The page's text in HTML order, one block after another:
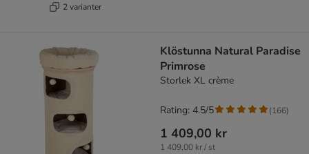
2 varianter
Klöstunna Natural Paradise
Primrose
Storlek XL crème
1 409,00 kr
1 409,00 kr / st
Rating: 4.5/5 (166)